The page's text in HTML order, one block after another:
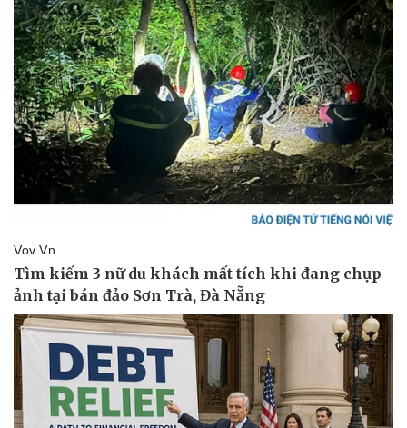
Chứng khoán
Giá cà phê